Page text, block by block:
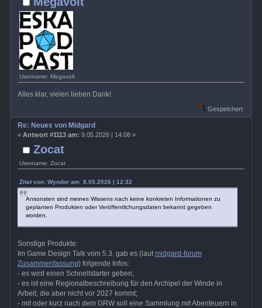
Username: Megavolt
Alles klar, vielen lieben Dank!
Gespeichert
Zocat
Username: Zocat
Re: Neues von Midgard
« Antwort #1113 am: 9.05.2026 | 14:08 »
Zitat von: Wyndor am 8.05.2026 | 12:32
Ansonsten sind meines Wissens nach keine konkreten Informationen zu
geplanten Produkten oder Veröffentlichungsdaten bekannt gegeben
worden.
Sonstige Produkte:
Im Game Design Talk vom 5.3. gab es (lautmidgard-forum
Zusammenfassung) folgende Infos:
- es wird einen Schnellstarter geben;
- es ist eine Regionalbeschreibung für den Archipel der Winde in
Arbeit, die aber nicht vor 2027 kommt;
- mit oder kurz nach dem GRW soll eine Sammlung mit Abenteuern in